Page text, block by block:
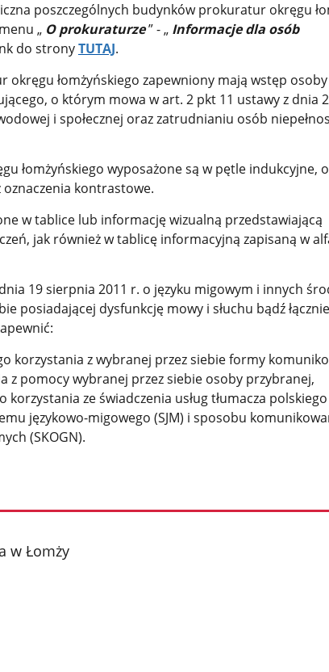
poszczególnych budynków prokuratur okręgu
„ O prokuraturze” - „ Informacje dla osób
do stronyTUTAJ.
łomżyńskiego zapewniony mają wstęp osoby
o którym mowa w art. 2 pkt 11 ustawy z dnia
i społecznej oraz zatrudnianiu osób
łomżyńskiego wyposażone są w pętle indukcyjne,
oznaczenia kontrastowe.
w tablice lub informację wizualną przedstawiającą
jak również w tablicę informacyjną zapisaną w
19 sierpnia 2011 r. o języku migowym i innych
posiadającej dysfunkcję mowy i słuchu bądź
korzystania z wybranej przez siebie formy
z pomocy wybranej przez siebie osoby przybranej,
korzystania ze świadczenia usług tłumacza
językowo-migowego (SJM) i sposobu
(SKOGN).
w Łomży